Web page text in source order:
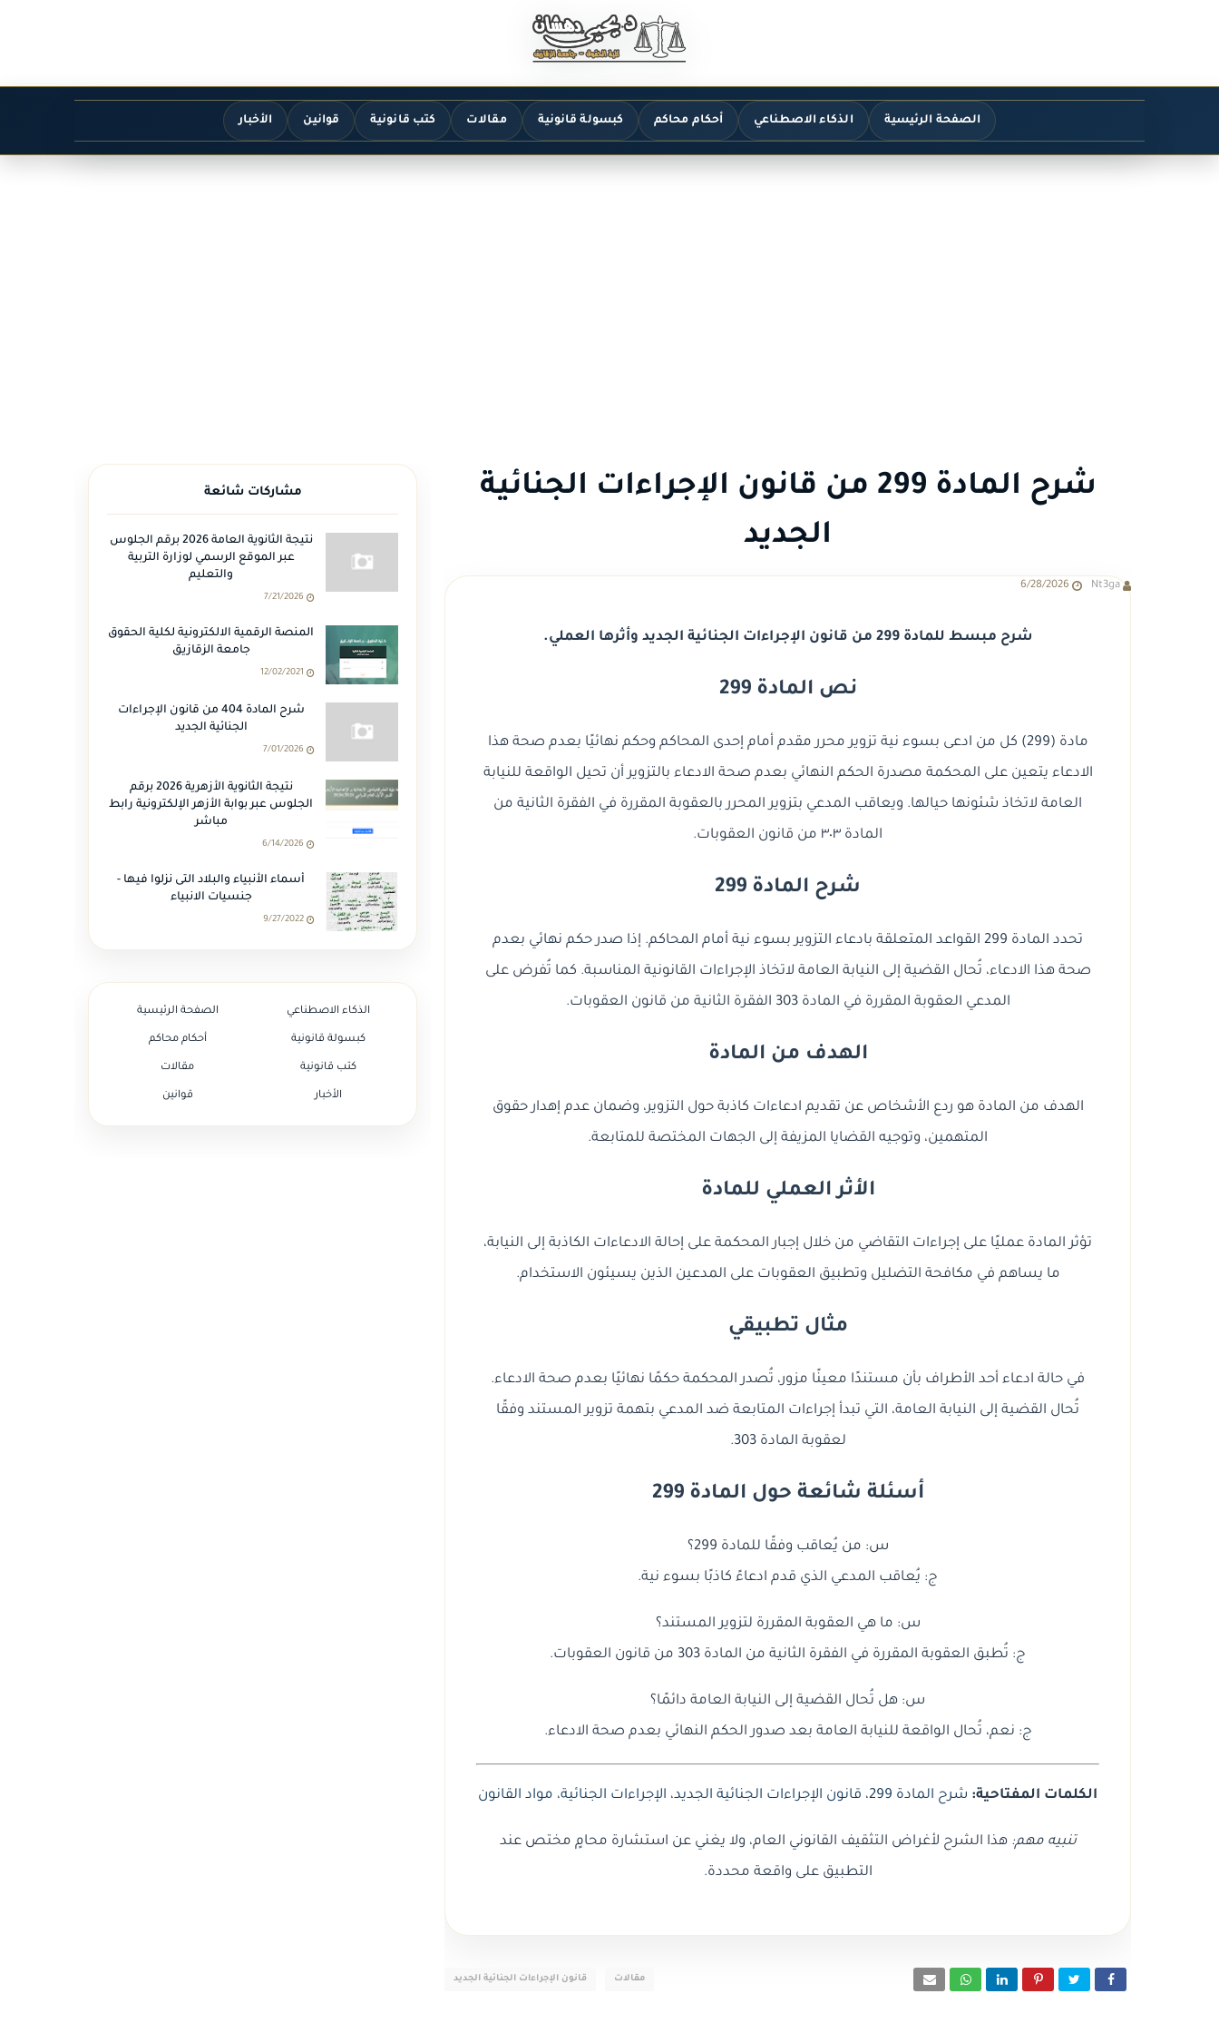
الصفحة الرئيسية الذكاء الاصطناعي أحكام محاكم كبسولة قانونية مقالات كتب قانونية قوانين الأخبار
شرح المادة 299 من قانون الإجراءات الجنائية
الجديد
Nt3ga
6/28/2026
شرح مبسط للمادة 299 من قانون الإجراءات الجنائية الجديد وأثرها العملي.
نص المادة 299
مادة (299) كل من ادعى بسوء نية تزوير محرر مقدم أمام إحدى المحاكم وحكم نهائيًا بعدم صحة هذا
الادعاء يتعين على المحكمة مصدرة الحكم النهائي بعدم صحة الادعاء بالتزوير أن تحيل الواقعة للنيابة
العامة لاتخاذ شئونها حيالها. ويعاقب المدعي بتزوير المحرر بالعقوبة المقررة في الفقرة الثانية من
المادة ٣٠٣ من قانون العقوبات.
شرح المادة 299
تحدد المادة 299 القواعد المتعلقة بادعاء التزوير بسوء نية أمام المحاكم. إذا صدر حكم نهائي بعدم
صحة هذا الادعاء، تُحال القضية إلى النيابة العامة لاتخاذ الإجراءات القانونية المناسبة. كما تُفرض على
المدعي العقوبة المقررة في المادة 303 الفقرة الثانية من قانون العقوبات.
الهدف من المادة
الهدف من المادة هو ردع الأشخاص عن تقديم ادعاءات كاذبة حول التزوير، وضمان عدم إهدار حقوق
المتهمين، وتوجيه القضايا المزيفة إلى الجهات المختصة للمتابعة.
الأثر العملي للمادة
تؤثر المادة عمليًا على إجراءات التقاضي من خلال إجبار المحكمة على إحالة الادعاءات الكاذبة إلى النيابة،
ما يساهم في مكافحة التضليل وتطبيق العقوبات على المدعين الذين يسيئون الاستخدام.
مثال تطبيقي
في حالة ادعاء أحد الأطراف بأن مستندًا معينًا مزور، تُصدر المحكمة حكمًا نهائيًا بعدم صحة الادعاء.
تُحال القضية إلى النيابة العامة، التي تبدأ إجراءات المتابعة ضد المدعي بتهمة تزوير المستند وفقًا
لعقوبة المادة 303.
أسئلة شائعة حول المادة 299
س: من يُعاقب وفقًا للمادة 299؟
ج: يُعاقب المدعي الذي قدم ادعاءً كاذبًا بسوء نية.
س: ما هي العقوبة المقررة لتزوير المستند؟
ج: تُطبق العقوبة المقررة في الفقرة الثانية من المادة 303 من قانون العقوبات.
س: هل تُحال القضية إلى النيابة العامة دائمًا؟
ج: نعم، تُحال الواقعة للنيابة العامة بعد صدور الحكم النهائي بعدم صحة الادعاء.
الكلمات المفتاحية: شرح المادة 299 ، قانون الإجراءات الجنائية الجديد، الإجراءات الجنائية، مواد القانون
تنبيه مهم: هذا الشرح لأغراض التثقيف القانوني العام، ولا يغني عن استشارة محامٍ مختص عند
التطبيق على واقعة محددة.
قانون الإجراءات الجنائية الجديد مقالات
مشاركات شائعة
نتيجة الثانوية العامة 2026 برقم الجلوس
عبر الموقع الرسمي لوزارة التربية
والتعليم
7/21/2026
المنصة الرقمية الالكترونية لكلية الحقوق
جامعة الزقازيق
12/02/2021
شرح المادة 404 من قانون الإجراءات
الجنائية الجديد
7/01/2026
نتيجة الثانوية الأزهرية 2026 برقم
الجلوس عبر بوابة الأزهر الإلكترونية رابط
مباشر
6/14/2026
أسماء الأنبياء والبلاد التى نزلوا فيها -
جنسيات الانبياء
9/27/2022
الصفحة الرئيسية الذكاء الاصطناعي
أحكام محاكم كبسولة قانونية
مقالات كتب قانونية
قوانين الأخبار